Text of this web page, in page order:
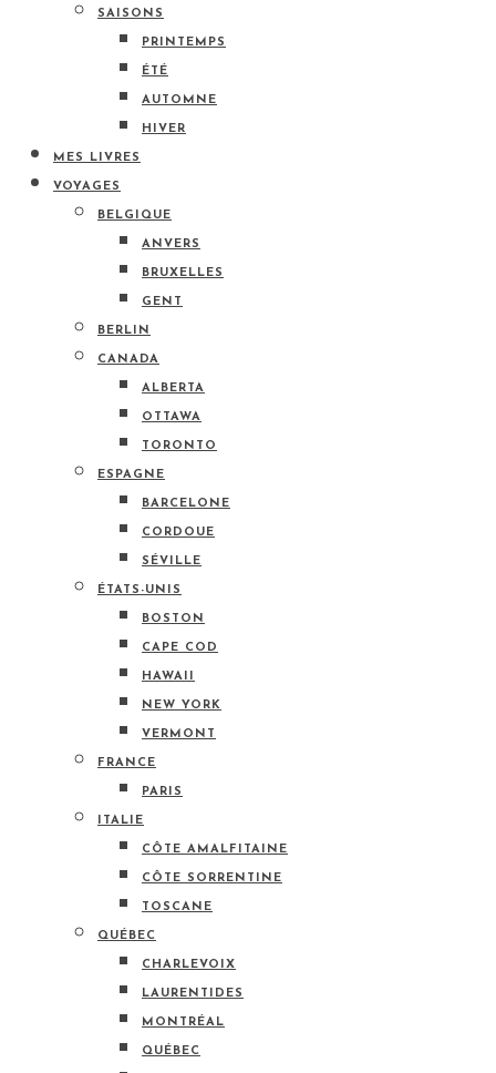
SAISONS
PRINTEMPS
ÉTÉ
AUTOMNE
HIVER
MES LIVRES
VOYAGES
BELGIQUE
ANVERS
BRUXELLES
GENT
BERLIN
CANADA
ALBERTA
OTTAWA
TORONTO
ESPAGNE
BARCELONE
CORDOUE
SÉVILLE
ÉTATS-UNIS
BOSTON
CAPE COD
HAWAII
NEW YORK
VERMONT
FRANCE
PARIS
ITALIE
CÔTE AMALFITAINE
CÔTE SORRENTINE
TOSCANE
QUÉBEC
CHARLEVOIX
LAURENTIDES
MONTRÉAL
QUÉBEC